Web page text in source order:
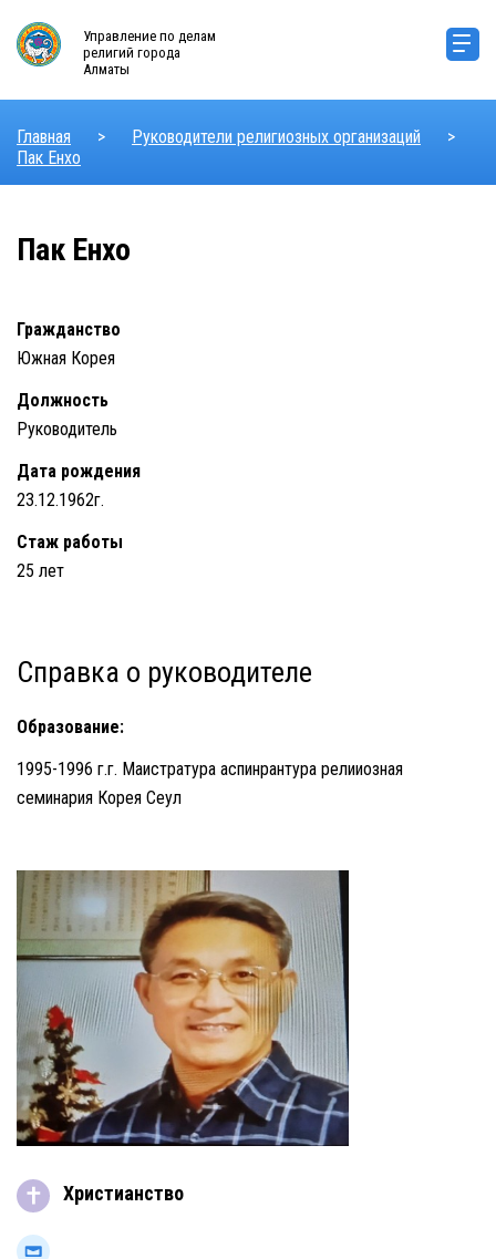
Управление по делам
религий города
Алматы
Главная > Руководители религиозных организаций
>
Пак Енхо
Пак Енхо
Гражданство
Южная Корея
Должность
Руководитель
Дата рождения
23.12.1962г.
Стаж работы
25 лет
Справка о руководителе
Образование:
1995-1996 г.г. Маистратура аспинрантура релииозная
семинария Корея Сеул
Христианство